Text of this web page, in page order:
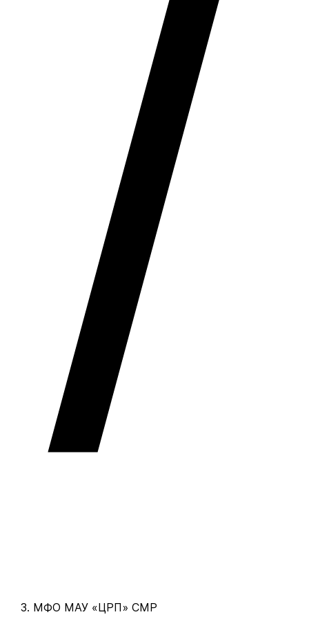
МФО МАУ «ЦРП» СМР